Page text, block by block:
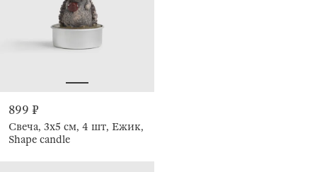
899 ₽
Свеча, 3x5 см, 4 шт, Ежик,
Shape candle